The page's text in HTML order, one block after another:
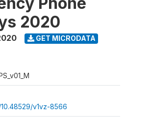
2020
GET MICRODATA
v1vz-8566